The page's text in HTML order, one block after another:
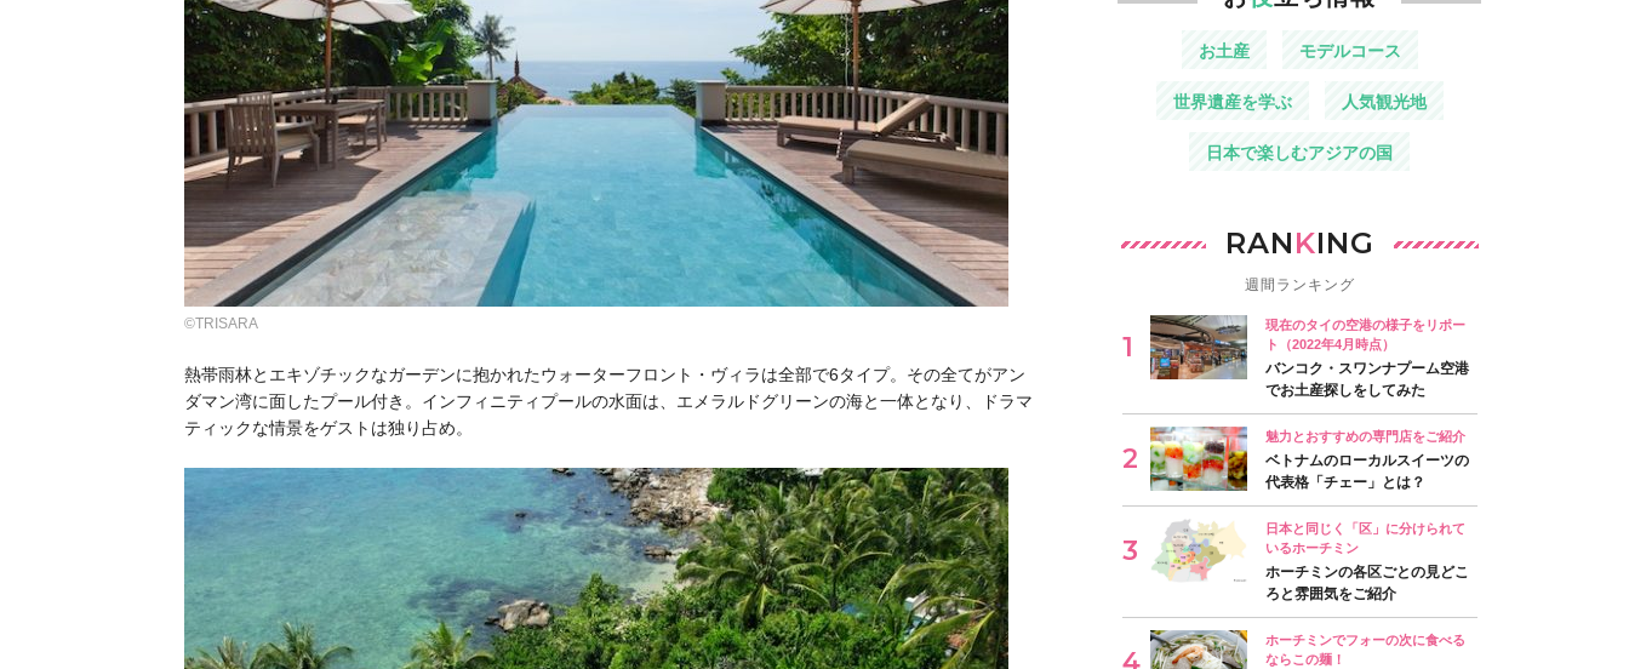
©TRISARA
熱帯雨林とエキゾチックなガーデンに抱かれたウォーターフロント・ヴィラは全部で6タイプ。その全てがアン
ダマン湾に面したプール付き。インフィニティプールの水面は、エメラルドグリーンの海と一体となり、ドラマ
ティックな情景をゲストは独り占め。
お土産 モデルコース
世界遺産を学ぶ 人気観光地
日本で楽しむアジアの国
RANKING
週間ランキング
現在のタイの空港の様子をリポー
ト（2022年4月時点）
バンコク・スワンナプーム空港
でお土産探しをしてみた
魅力とおすすめの専門店をご紹介
ベトナムのローカルスイーツの
代表格「チェー」とは？
日本と同じく「区」に分けられて
いるホーチミン
ホーチミンの各区ごとの見どこ
ろと雰囲気をご紹介
ホーチミンでフォーの次に食べる
ならこの麺！